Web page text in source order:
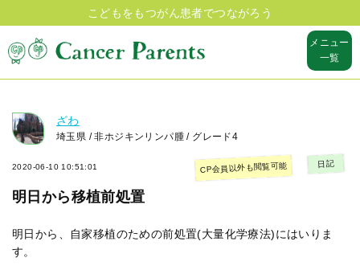
こどもをもつがん患者でつながろう
メニュー
一覧
ざわ
埼玉県 / 非ホジキンリンパ腫 / グレード4
2020-06-10 10:51:01
明日から移植前処置
CP会員以外も閲覧可能 日記
明日から、自家移植のための前処置(大量化学療法)にはいりま
す。